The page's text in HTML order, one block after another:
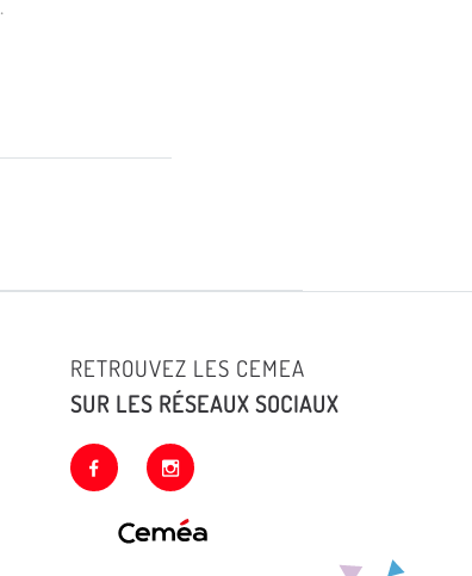
.
RETROUVEZ LES CEMEA
SUR LES RÉSEAUX SOCIAUX
facebook instagram